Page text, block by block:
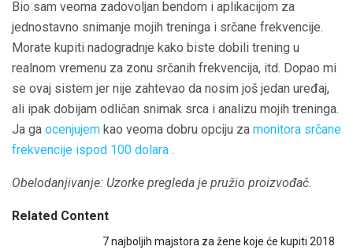
Bio sam veoma zadovoljan bendom i aplikacijom za
jednostavno snimanje mojih treninga i srčane frekvencije.
Morate kupiti nadogradnje kako biste dobili trening u
realnom vremenu za zonu srčanih frekvencija, itd. Dopao mi
se ovaj sistem jer nije zahtevao da nosim još jedan uređaj,
ali ipak dobijam odličan snimak srca i analizu mojih treninga.
Ja ga ocenjujem kao veoma dobru opciju za monitora srčane
frekvencije ispod 100 dolara .
Obelodanjivanje: Uzorke pregleda je pružio proizvođač.
Related Content
7 najboljih majstora za žene koje će kupiti 2018